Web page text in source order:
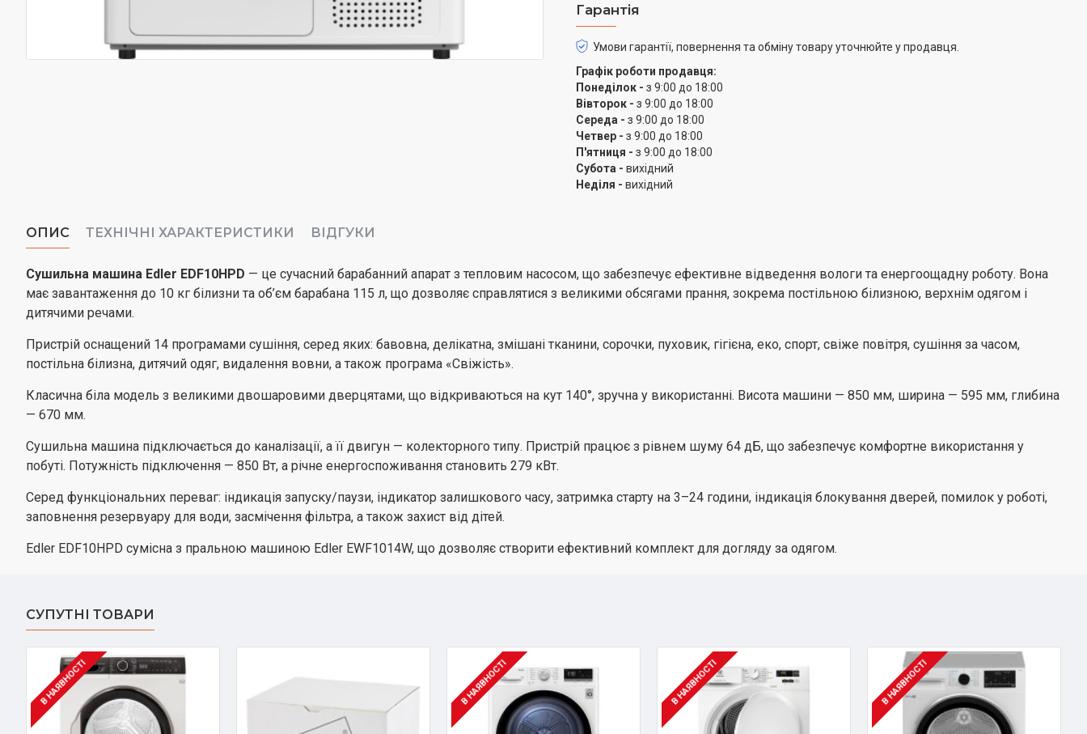
створити ефективний комплект для догляду за одягом.
Гарантія
Умови гарантії, повернення та обміну товару уточнюйте у продавця.
Графік роботи продавця:
Понеділок - з 9:00 до 18:00
Вівторок - з 9:00 до 18:00
Середа - з 9:00 до 18:00
Четвер - з 9:00 до 18:00
П'ятниця - з 9:00 до 18:00
Субота - вихідний
Неділя - вихідний
ОПИС ТЕХНІЧНІ ХАРАКТЕРИСТИКИ ВІДГУКИ
Сушильна машина Edler EDF10HPD — це сучасний барабанний апарат з тепловим насосом, що забезпечує ефективне відведення вологи та енергоощадну роботу. Вона
має завантаження до 10 кг білизни та об’єм барабана 115 л, що дозволяє справлятися з великими обсягами прання, зокрема постільною білизною, верхнім одягом і
дитячими речами.
Пристрій оснащений 14 програмами сушіння, серед яких: бавовна, делікатна, змішані тканини, сорочки, пуховик, гігієна, еко, спорт, свіже повітря, сушіння за часом,
постільна білизна, дитячий одяг, видалення вовни, а також програма «Свіжість».
Класична біла модель з великими двошаровими дверцятами, що відкриваються на кут 140°, зручна у використанні. Висота машини — 850 мм, ширина — 595 мм, глибина
— 670 мм.
Сушильна машина підключається до каналізації, а її двигун — колекторного типу. Пристрій працює з рівнем шуму 64 дБ, що забезпечує комфортне використання у
побуті. Потужність підключення — 850 Вт, а річне енергоспоживання становить 279 кВт.
Серед функціональних переваг: індикація запуску/паузи, індикатор залишкового часу, затримка старту на 3–24 години, індикація блокування дверей, помилок у роботі,
заповнення резервуару для води, засмічення фільтра, а також захист від дітей.
Edler EDF10HPD сумісна з пральною машиною Edler EWF1014W, що дозволяє створити ефективний комплект для догляду за одягом.
СУПУТНІ ТОВАРИ
В НАЯВНОСТІ В НАЯВНОСТІ В НАЯВНОСТІ В НАЯВНОСТІ